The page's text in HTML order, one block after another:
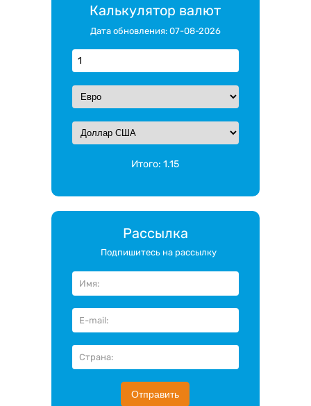
Калькулятор валют
Дата обновления: 07-08-2026
Итого:1.15
Рассылка
Подпишитесь на рассылку
Отправить